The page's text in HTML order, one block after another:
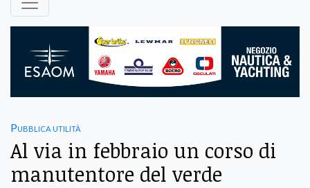
Pubblica utilità
Al via in febbraio un corso di
manutentore del verde